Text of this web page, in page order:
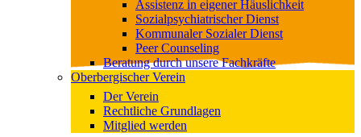
Assistenz in eigener Häuslichkeit
Sozialpsychiatrischer Dienst
Kommunaler Sozialer Dienst
Peer Counseling
Beratung durch unsere Fachkräfte
Oberbergischer Verein
Der Verein
Rechtliche Grundlagen
Mitglied werden